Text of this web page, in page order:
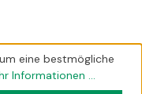
eine bestmögliche
Informationen ...